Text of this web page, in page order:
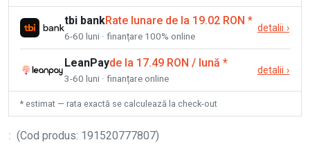
tbi bankRate lunare de la 19.02 RON *
6-60 luni · finanțare 100% online
detalii ›
LeanPayde la 17.49 RON / lună *
3-60 luni · finanțare online
detalii ›
* estimat — rata exactă se calculează la check-out
: (Cod produs: 191520777807)